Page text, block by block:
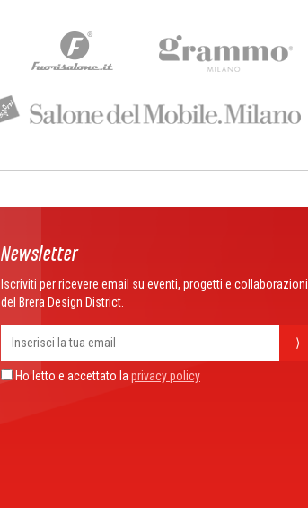
Newsletter
Iscriviti per ricevere email su eventi, progetti e collaborazioni
del Brera Design District.
⟩
Ho letto e accettato laprivacy policy